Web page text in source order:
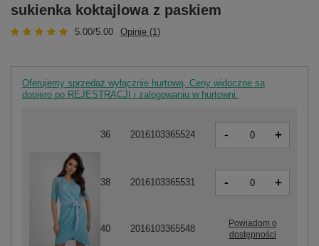
sukienka koktajlowa z paskiem
5.00/5.00 Opinie (1)
Oferujemy sprzedaż wyłącznie hurtową. Ceny widoczne są
dopiero po REJESTRACJI i zalogowaniu w hurtowni.
36 2016103365524 - +
38 2016103365531 - +
40 2016103365548
Powiadom o
dostępności